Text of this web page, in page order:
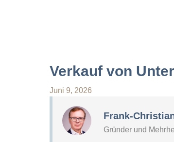
Verkauf von
Juni 9, 2026
Frank-
Gründer und